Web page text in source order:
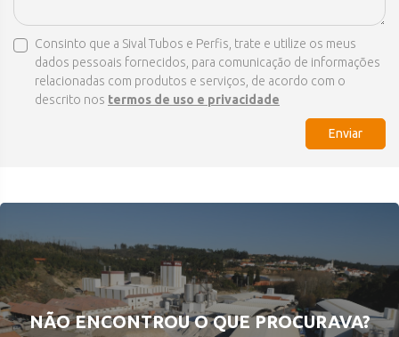
Consinto que a Sival Tubos e Perfis, trate e utilize os meus
dados pessoais fornecidos, para comunicação de informações
relacionadas com produtos e serviços, de acordo com o
descrito nos termos de uso e privacidade
Enviar
NÃO ENCONTROU O QUE PROCURAVA?